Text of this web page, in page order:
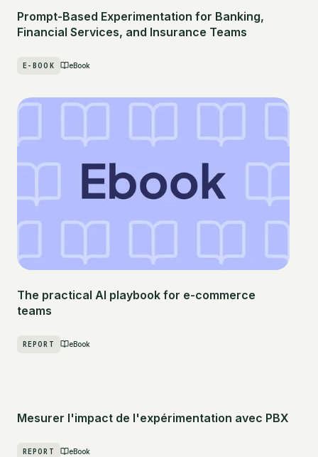
Prompt-Based Experimentation for Banking,
Financial Services, and Insurance Teams
E-BOOK eBook
The practical AI playbook for e-commerce
teams
REPORT eBook
Mesurer l'impact de l'expérimentation avec PBX
REPORT eBook